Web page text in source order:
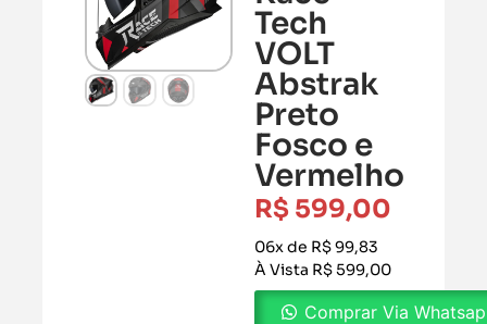
Tech
VOLT
Abstrak
Preto
Fosco e
Vermelho
R$ 599,00
06x de R$ 99,83
À Vista R$ 599,00
Comprar Via